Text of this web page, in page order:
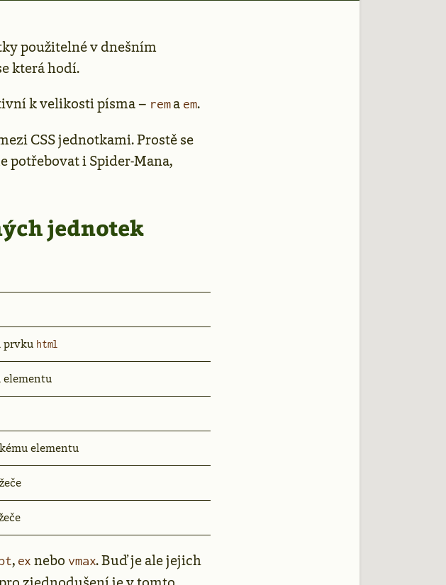
použitelné v dnešním
která hodí.
k velikosti písma – rema em.
CSS jednotkami. Prostě se
potřebovat i Spider-Mana,
jednotek
prvku html
elementu
, ex nebo vmax. Buď je ale jejich